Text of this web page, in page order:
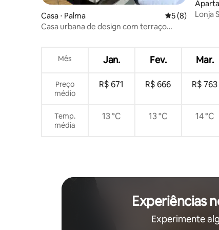
Casa ⋅ Palma 5 de uma
5 (8)
Casa urbana de design com terraço
Lonja
Mês Jan. Fev. Mar.
Preço
médio
R$ 671 R$ 666 R$ 763
Temp.
média
13 °C 13 °C 14 °C
Experiências
Experimente